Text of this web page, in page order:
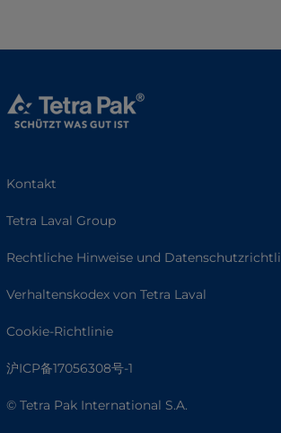
Kontakt
Tetra Laval Group
Rechtliche Hinweise und
Verhaltenskodex von Tetra Laval
Cookie-Richtlinie
沪ICP备17056308号-1
© Tetra Pak International S.A.